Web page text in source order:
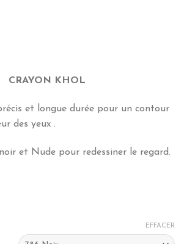
CRAYON KHOL
et longue durée pour un contour
des yeux .
et Nude pour redessiner le regard.
EFFACER